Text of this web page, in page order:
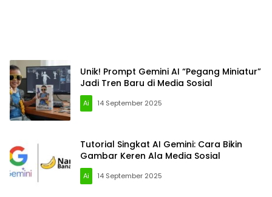
Unik! Prompt Gemini AI “Pegang Miniatur”
Jadi Tren Baru di Media Sosial
Ai 14 September 2025
Tutorial Singkat AI Gemini: Cara Bikin
Gambar Keren Ala Media Sosial
Ai 14 September 2025